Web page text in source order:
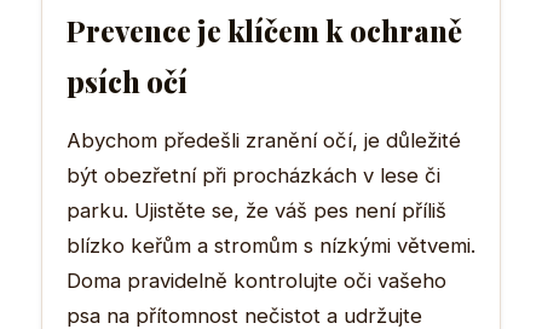
Prevence je klíčem k ochraně
psích očí
Abychom předešli zranění očí, je důležité
být obezřetní při procházkách v lese či
parku. Ujistěte se, že váš pes není příliš
blízko keřům a stromům s nízkými větvemi.
Doma pravidelně kontrolujte oči vašeho
psa na přítomnost nečistot a udržujte